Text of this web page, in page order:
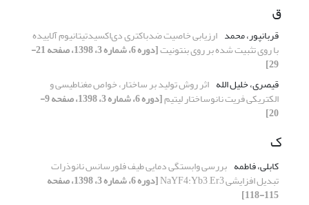
ق
قربانپور، محمد ارزیابی خاصیت ضدباکتری دی‌اکسیدتیتانیوم آلاییده
با روی تثبیت شده بر روی بنتونیت [دوره 6، شماره 3، 1398، صفحه 21-
29]
قیصری، خلیل الله اثر روش تولید بر ساختار، خواص مغناطیسی و
الکتریکی فریت نانوساختار لیتیم [دوره 6، شماره 3، 1398، صفحه 9-
20]
ک
کابلی، فاطمه بررسی وابستگی دمایی طیف فلورسانس نانوذرات
تبدیل افزایشی NaYF4:Yb3 ,Er3 [دوره 6، شماره 3، 1398، صفحه
115-118]